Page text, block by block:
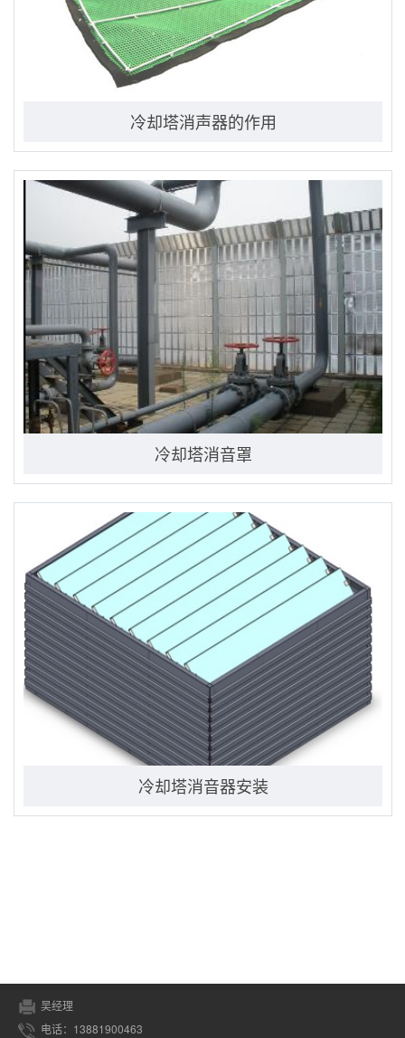
冷却塔消声器的作用
冷却塔消音罩
冷却塔消音器安装
吴经理
电话：13881900463